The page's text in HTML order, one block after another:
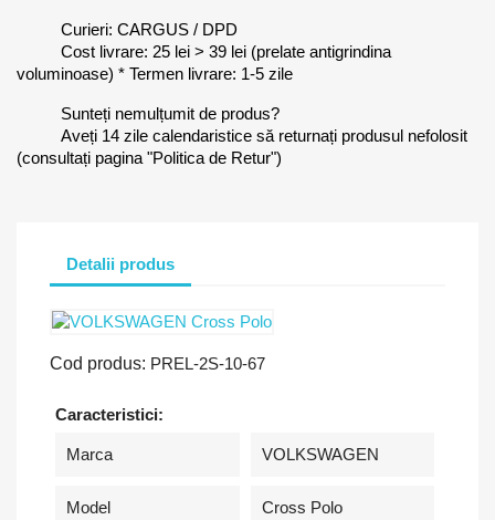
Curieri: CARGUS / DPD
Cost livrare: 25 lei > 39 lei (prelate antigrindina
voluminoase) * Termen livrare: 1-5 zile
Sunteți nemulțumit de produs?
Aveți 14 zile calendaristice să returnați produsul nefolosit
(consultați pagina "Politica de Retur")
Detalii produs
Cod produs: PREL-2S-10-67
Caracteristici:
Marca VOLKSWAGEN
Model Cross Polo